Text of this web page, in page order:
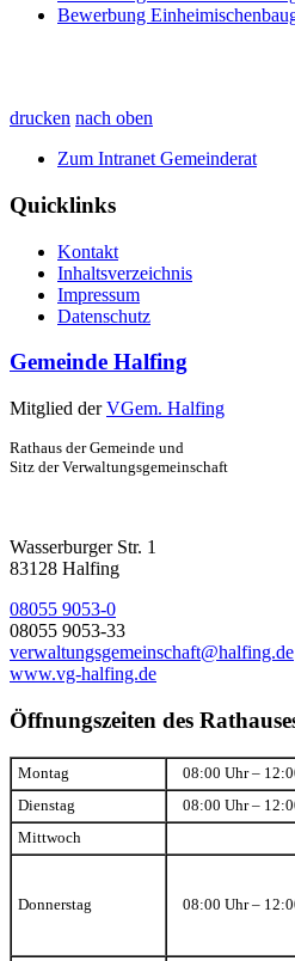
Bewerbung
drucken nach oben
Zum Intranet Gemeinderat
Quicklinks
Kontakt
Inhaltsverzeichnis
Impressum
Datenschutz
Gemeinde Halfing
Mitglied derVGem. Halfing
Rathaus der Gemeinde und
Sitz der Verwaltungsgemeinschaft
Wasserburger Str. 1
83128 Halfing
08055 9053-0
08055 9053-33
verwaltungsgemeinschaft@halfing.de
www.vg-halfing.de
Öffnungszeiten des
Montag
08:00 Uhr –
Dienstag
08:00 Uhr –
Mittwoch
Donnerstag 08:00 Uhr –